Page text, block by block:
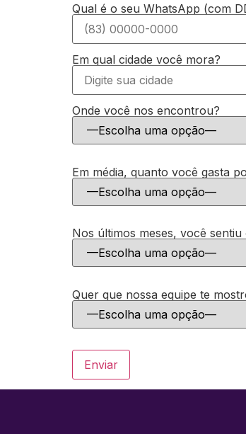
Qual é o seu WhatsApp (com
Em qual cidade você mora?
Onde você nos encontrou?
Em média, quanto você gasta
Nos últimos meses, você
Quer que nossa equipe te